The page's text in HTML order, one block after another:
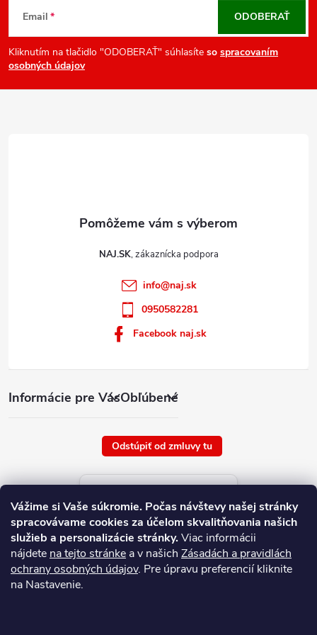
Vážime si Vaše súkromie. Počas návštevy našej stránky
spracovávame cookies za účelom skvalitňovania našich
služieb a personalizácie stránky.Viac informácii
nájdete na tejto stránke a v našich Zásadách a pravidlách
ochrany osobných údajov. Pre úpravu preferencií kliknite
na Nastavenie.
y
v
ý
i
Email
Kliknutím na tlačidlo "ODOBERAŤ" súhlasíte so spracovaním
osobných údajov
ODOBERAŤ
Informácie pre VásObľúbené
NAJ.SK
info@naj.sk
0950582281
Facebook naj.sk
Odstúpiť od zmluvy tu
Aktuálne ceny tovaru
platné od : 8/8/2026